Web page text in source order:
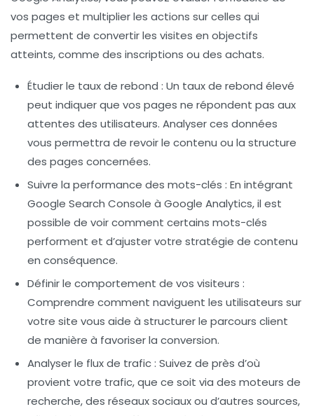
vos pages et multiplier les actions sur celles qui
permettent de convertir les visites en objectifs
atteints, comme des inscriptions ou des achats.
Étudier le taux de rebond : Un taux de rebond élevé
peut indiquer que vos pages ne répondent pas aux
attentes des utilisateurs. Analyser ces données
vous permettra de revoir le contenu ou la structure
des pages concernées.
Suivre la performance des mots-clés : En intégrant
Google Search Console à Google Analytics, il est
possible de voir comment certains mots-clés
performent et d’ajuster votre stratégie de contenu
en conséquence.
Définir le comportement de vos visiteurs :
Comprendre comment naviguent les utilisateurs sur
votre site vous aide à structurer le parcours client
de manière à favoriser la conversion.
Analyser le flux de trafic: Suivez de près d’où
provient votre trafic, que ce soit via des moteurs de
recherche, des réseaux sociaux ou d’autres sources,